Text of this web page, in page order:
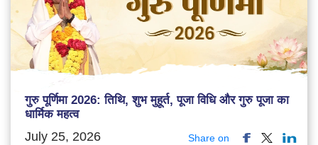
गुरु पूर्णिमा 2026: तिथि, शुभ मुहूर्त, पूजा विधि और गुरु पूजा का
धार्मिक महत्व
July 25, 2026 Share on